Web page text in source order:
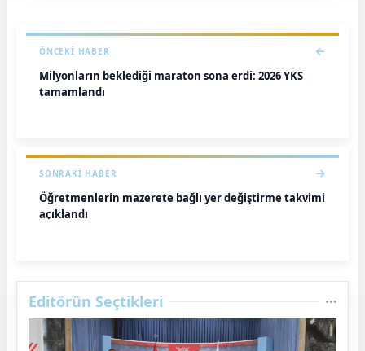
ÖNCEKI HABER
Milyonların beklediği maraton sona erdi: 2026 YKS
tamamlandı
SONRAKI HABER
Öğretmenlerin mazerete bağlı yer değiştirme takvimi
açıklandı
Editörün Seçtikleri